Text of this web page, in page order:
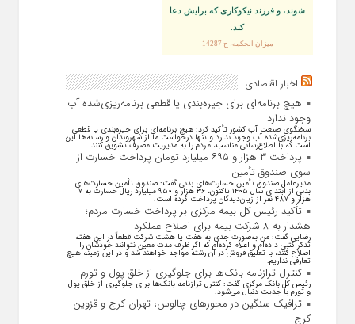
شوند، و فرزند نيكوكارى كه برايش دعا
كند.
ميزان الحكمه، ح 14287
اخبار اقتصادی
هیچ برنامه‌ای برای جیره‌بندی یا قطعی برنامه‌ریزی‌شده آب
وجود ندارد
سخنگوی صنعت آب کشور تأکید کرد: هیچ برنامه‌ای برای جیره‌بندی یا قطعی
برنامه‌ریزی‌شده آب وجود ندارد و تنها درخواست ما از شهروندان و رسانه‌ها این
است که با اطلاع‌رسانی مناسب، مردم را به مدیریت مصرف تشویق کنند.
پرداخت ۳ هزار و ۶۹۵ میلیارد تومان پرداخت خسارت از
سوی صندوق تأمین
مدیرعامل صندوق تأمین خسارت‌های بدنی گفت: صندوق تأمین خسارت‌های
بدنی از ابتدای سال ۱۴۰۵ تاکنون، ۳۶ هزار و ۹۵۰ میلیارد ریال خسارت به ۷
هزار و ۴۸۷ نفر از زیان‌دیدگان پرداخت کرده است.
تأکید رئیس کل بیمه مرکزی بر پرداخت خسارت مردم؛
هشدار به ۸ شرکت‌ بیمه برای اصلاح عملکرد
رضایی گفت: من به‌صورت جدی به هفت یا هشت شرکت قطعاً در این هفته
تذکر کتبی داده‌ام و اعلام کرده‌ام که اگر ظرف مدت معین نتوانند خودشان را
اصلاح کنند، با تعلیق فروش در آن رشته مواجه خواهند شد و در این زمینه هیچ
تعارفی نداریم.
کنترل ترازنامه بانک‌ها برای جلوگیری از خلق پول و تورم
رئیس کل بانک مرکزی گفت: کنترل ترازنامه بانک‌ها برای جلوگیری از خلق پول
و تورم با جدیت دنبال می‌شود.
ترافیک سنگین در محورهای چالوس، تهران-کرج و قزوین-
کرج